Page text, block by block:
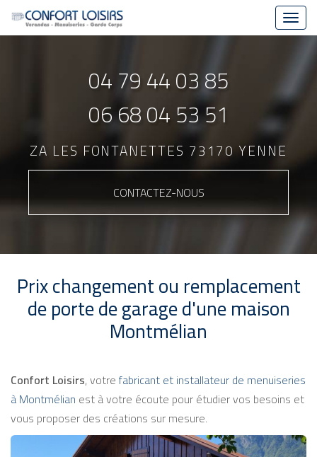
04 79 44 03 85
06 68 04 53 51
ZA LES FONTANETTES 73170 YENNE
CONTACTEZ-NOUS
Prix changement ou remplacement
de porte de garage d'une maison
Montmélian
Confort Loisirs, votrefabricant et installateur de menuiseries
à Montmélian est à votre écoute pour étudier vos besoins et
vous proposer des créations sur mesure.